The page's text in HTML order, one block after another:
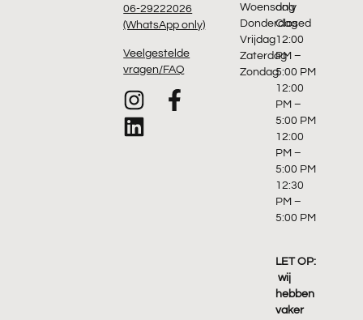
06-29222026
(WhatsApp only)
Veelgestelde
vragen/FAQ
Woensdag
Donderdag
Vrijdag
Zaterdag
Zondag
only
Closed
12:00
PM –
5:00 PM
12:00
PM –
5:00 PM
12:00
PM –
5:00 PM
12:30
PM –
5:00 PM
LET OP:
wij
hebben
vaker